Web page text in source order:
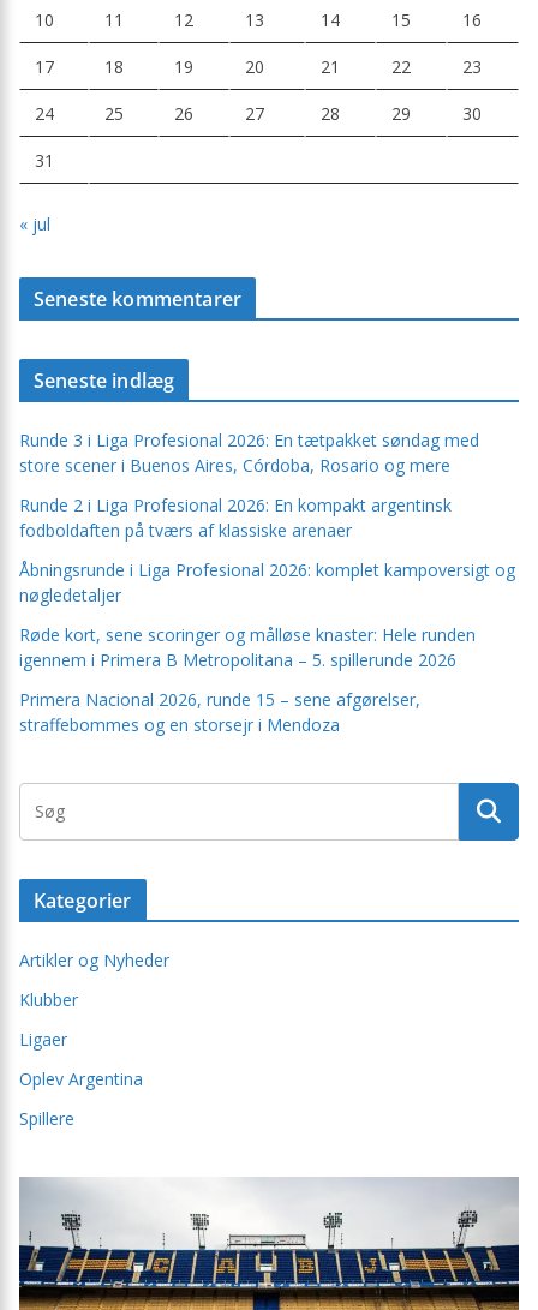
10 11 12 13 14 15 16
17 18 19 20 21 22 23
24 25 26 27 28 29 30
31
« jul
Seneste kommentarer
Seneste indlæg
Runde 3 i Liga Profesional 2026: En tætpakket søndag med
store scener i Buenos Aires, Córdoba, Rosario og mere
Runde 2 i Liga Profesional 2026: En kompakt argentinsk
fodboldaften på tværs af klassiske arenaer
Åbningsrunde i Liga Profesional 2026: komplet kampoversigt og
nøgledetaljer
Røde kort, sene scoringer og målløse knaster: Hele runden
igennem i Primera B Metropolitana – 5. spillerunde 2026
Primera Nacional 2026, runde 15 – sene afgørelser,
straffebommes og en storsejr i Mendoza
Kategorier
Artikler og Nyheder
Klubber
Ligaer
Oplev Argentina
Spillere